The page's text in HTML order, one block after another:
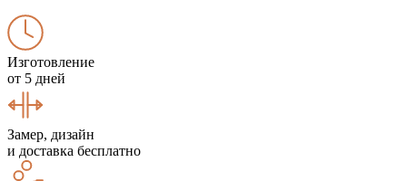
Изготовление
от 5 дней
Замер, дизайн
и доставка бесплатно